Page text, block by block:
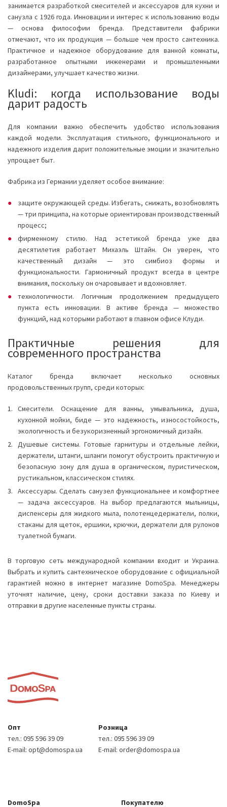
занимается разработкой смесителей и аксессуаров для кухни и
санузла с 1926 года. Инновации и интерес к использованию воды
— основа философии бренда. Представители фабрики
отмечают, что их продукция — больше чем просто сантехника.
Практичное и надежное оборудование для ванной комнаты,
разработанное опытными инженерами и промышленными
дизайнерами, улучшает качество жизни.
Kludi: когда использование воды
дарит радость
Для компании важно обеспечить удобство использования
каждой модели. Эксплуатация стильного, функционального и
надежного изделия дарит положительные эмоции и значительно
упрощает быт.
Фабрика из Германии уделяет особое внимание:
защите окружающей среды. Избегать, снижать, возобновлять
— три принципа, на которые ориентирован производственный
процесс;
фирменному стилю. Над эстетикой бренда уже два
десятилетия работает Михаэль Штайн. Он уверен, что
качественный дизайн — это симбиоз формы и
функциональности. Гармоничный продукт всегда в центре
внимания, поскольку он очаровывает и вдохновляет.
технологичности. Логичным продолжением предыдущего
пункта есть инновации. В активе бренда — множество
функций, над которыми работают в главном офисе Клуди.
Практичные решения для
современного пространства
Каталог бренда включает несколько основных
продовольственных групп, среди которых:
Смесители. Оснащение для ванны, умывальника, душа,
кухонной мойки, биде — это надежность, износостойкость,
экологичность и безукоризненный эргономичный дизайн.
Душевые системы. Готовые гарнитуры и отдельные лейки,
держатели, штанги, шланги помогут обустроить практичную и
безопасную зону для душа в органическом, пуристическом,
рустикальном, классическом стилях.
Аксессуары. Сделать санузел функциональнее и комфортнее
— задача аксессуаров. На выбор предлагаются мыльницы,
диспенсеры для жидкого мыла, полотенцедержатели, полки,
стаканы для щеток, ершики, крючки, держатели для рулонов
туалетной бумаги.
В торговую сеть международной компании входит и Украина.
Выбрать и купить сантехническое оборудование с официальной
гарантией можно в интернет магазине DomoSpa. Менеджеры
уточнят наличие, цену, сроки доставки заказа по Киеву и
отправки в другие населенные пункты страны.
Опт
тел.: 095 596 39 09
E-mail: opt@domospa.ua
Розница
тел.: 095 596 39 09
E-mail: order@domospa.ua
DomoSpa Покупателю